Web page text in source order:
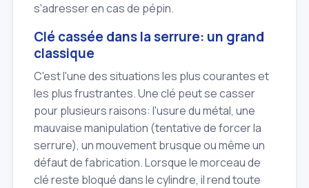
s'adresser en cas de pépin.
Clé cassée dans la serrure: un grand
classique
C'est l'une des situations les plus courantes et
les plus frustrantes. Une clé peut se casser
pour plusieurs raisons: l'usure du métal, une
mauvaise manipulation (tentative de forcer la
serrure), un mouvement brusque ou même un
défaut de fabrication. Lorsque le morceau de
clé reste bloqué dans le cylindre, il rend toute